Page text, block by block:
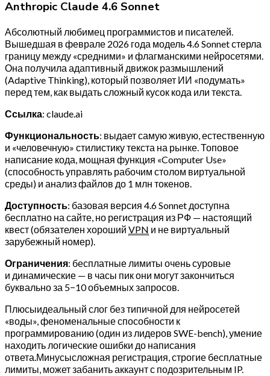
Anthropic Claude 4.6 Sonnet
Абсолютный любимец программистов и писателей.
Вышедшая в феврале 2026 года модель 4.6 Sonnet стерла
границу между «средними» и флагманскими нейросетями.
Она получила адаптивный движок размышлений
(Adaptive Thinking), который позволяет ИИ «подумать»
перед тем, как выдать сложный кусок кода или текста.
Ссылка: claude.ai
Функциональность: выдает самую живую, естественную
и «человечную» стилистику текста на рынке. Топовое
написание кода, мощная функция «Computer Use»
(способность управлять рабочим столом виртуальной
среды) и анализ файлов до 1 млн токенов.
Доступность: базовая версия 4.6 Sonnet доступна
бесплатно на сайте, но регистрация из РФ — настоящий
квест (обязателен хороший VPN и не виртуальный
зарубежный номер).
Ограничения: бесплатные лимиты очень суровые
и динамические — в часы пик они могут закончиться
буквально за 5−10 объемных запросов.
Плюсыидеальный слог без типичной для нейросетей
«воды», феноменальные способности к
программированию (один из лидеров SWE-bench), умение
находить логические ошибки до написания
ответа.Минусысложная регистрация, строгие бесплатные
лимиты, может забанить аккаунт с подозрительным IP.